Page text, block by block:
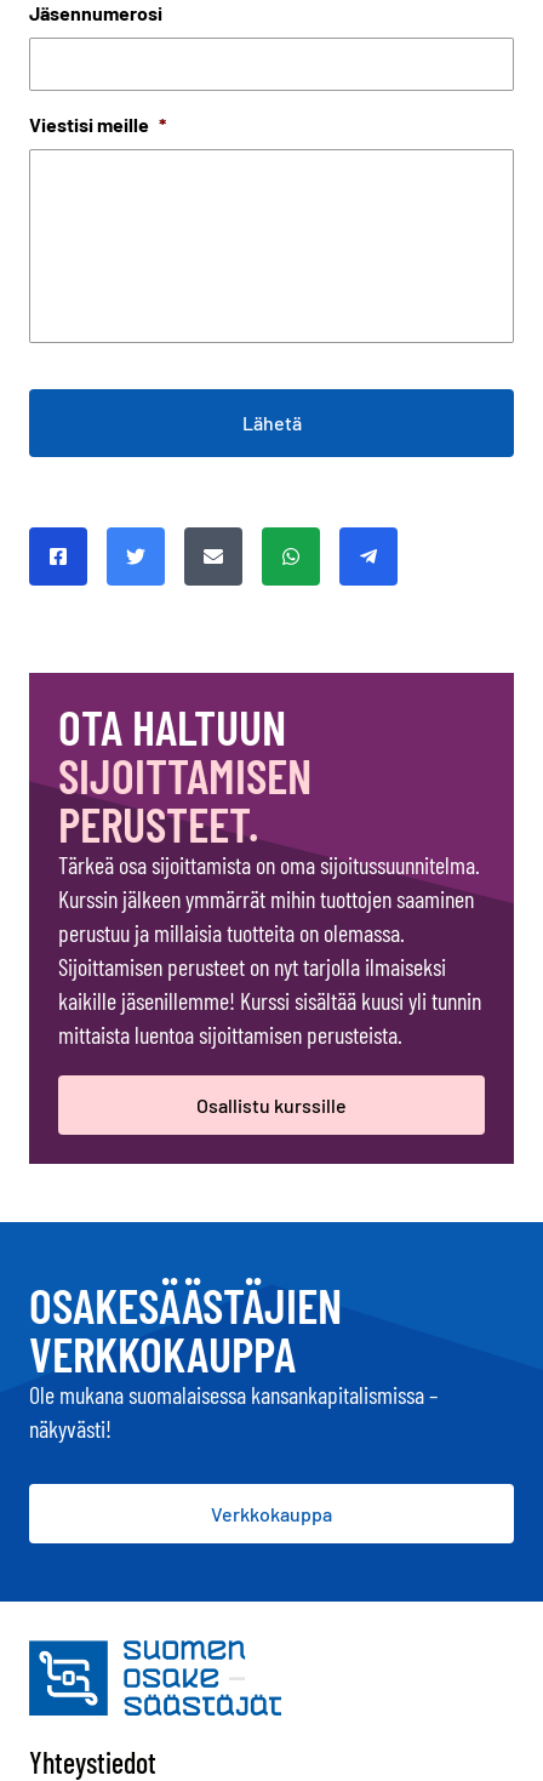
Jäsennumerosi
Viestisi meille *
Jaa tämä sivu
Jaa FacebookissaJaa TwitterissäJaa sähköpostitseJaa WhatsapissaJaa Telegramissa
OTA HALTUUN
SIJOITTAMISEN
PERUSTEET.
Tärkeä osa sijoittamista on oma sijoitussuunnitelma.
Kurssin jälkeen ymmärrät mihin tuottojen saaminen
perustuu ja millaisia tuotteita on olemassa.
Sijoittamisen perusteet on nyt tarjolla ilmaiseksi
kaikille jäsenillemme! Kurssi sisältää kuusi yli tunnin
mittaista luentoa sijoittamisen perusteista.
Osallistu kurssille
OSAKESÄÄSTÄJIEN
VERKKOKAUPPA
Ole mukana suomalaisessa kansankapitalismissa –
näkyvästi!
Verkkokauppa
Yhteystiedot